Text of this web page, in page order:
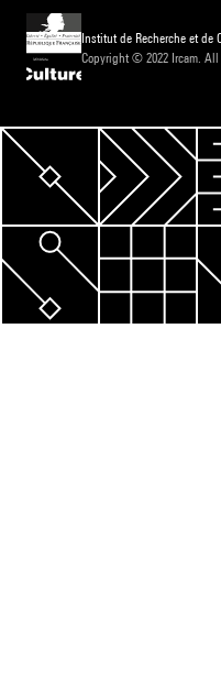
Institut de Recherche et
Copyright © 2022 Ircam. All